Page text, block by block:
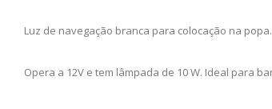
Luz de navegação branca para colocação na
Opera a 12V e tem lâmpada de 10 W. Ideal para